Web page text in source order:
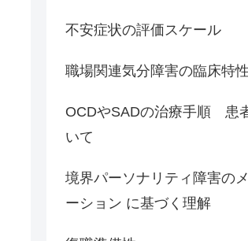
不安症状の評価スケール
職場関連気分障害の臨床特性
OCDやSADの治療手順 患
いて
境界パーソナリティ障害の
ーション に基づく理解